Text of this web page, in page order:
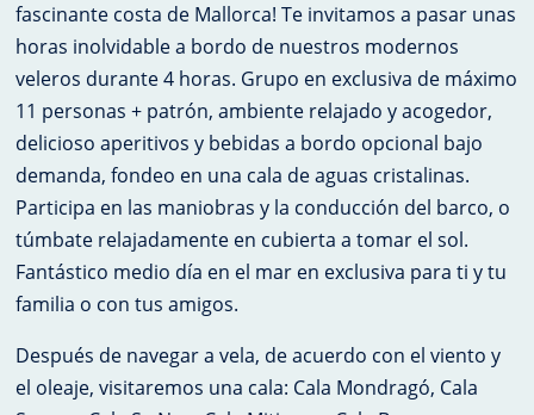
fascinante costa de Mallorca! Te invitamos a pasar unas
horas inolvidable a bordo de nuestros modernos
veleros durante 4 horas. Grupo en exclusiva de máximo
11 personas + patrón, ambiente relajado y acogedor,
delicioso aperitivos y bebidas a bordo opcional bajo
demanda, fondeo en una cala de aguas cristalinas.
Participa en las maniobras y la conducción del barco, o
túmbate relajadamente en cubierta a tomar el sol.
Fantástico medio día en el mar en exclusiva para ti y tu
familia o con tus amigos.
Después de navegar a vela, de acuerdo con el viento y
el oleaje, visitaremos una cala: Cala Mondragó, Cala